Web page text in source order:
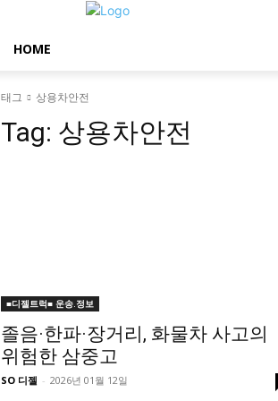
HOME
태그 상용차안전
Tag: 상용차안전
■디젤트럭■ 운송.정보
졸음·한파·장거리, 화물차 사고의
위험한 삼중고
SO 디젤 - 2026년 01월 12일